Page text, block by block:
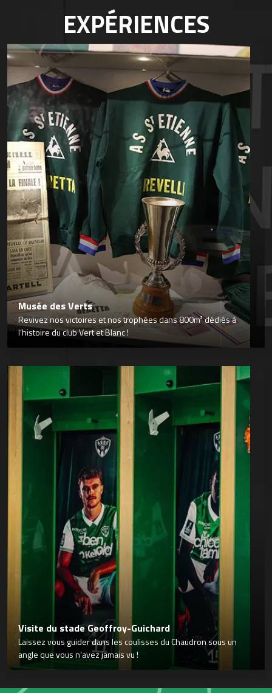
EXPÉRIENCES
Musée des Verts
Revivez nos victoires et nos trophées dans 800m² dédiés à
l’histoire du club Vert et Blanc !
Visite du stade Geoffroy-Guichard
Laissez vous guider dans les coulisses du Chaudron sous un
angle que vous n’avez jamais vu !